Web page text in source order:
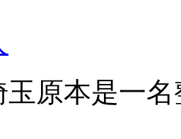
玉原本是一名